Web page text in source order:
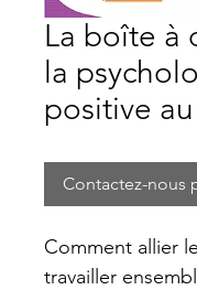
La boîte à
la
positive
Contactez-nous
Comment allier
travailler